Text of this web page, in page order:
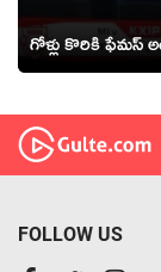
గోళ్లు కొరికి ఫేమస్‍
FOLLOW US